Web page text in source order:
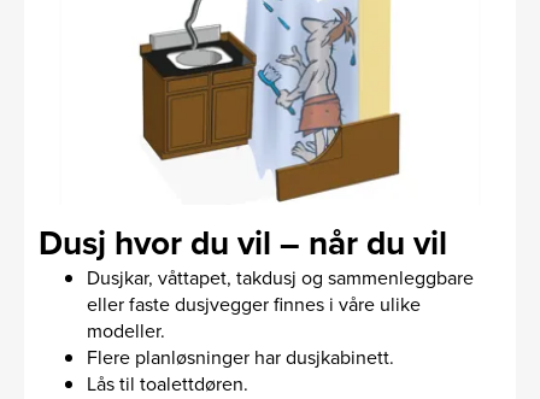
Dusj hvor du vil – når du vil
Dusjkar, våttapet, takdusj og sammenleggbare
eller faste dusjvegger finnes i våre ulike
modeller.
Flere planløsninger har dusjkabinett.
Lås til toalettdøren.